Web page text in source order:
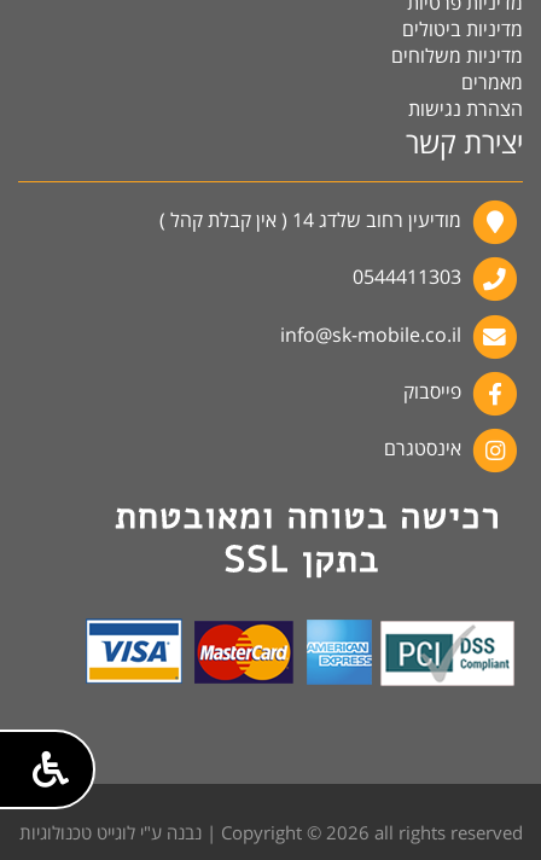
מדיניות ביטולים
מדיניות משלוחים
מאמרים
הצהרת נגישות
יצירת קשר
מודיעין רחוב שלדג 14 ( אין קבלת קהל )
0544411303
info@sk-mobile.co.il
פייסבוק
אינסטגרם
Copyright © 2026 all rights reserved | נבנה ע"י לוגייט טכנולוגיות